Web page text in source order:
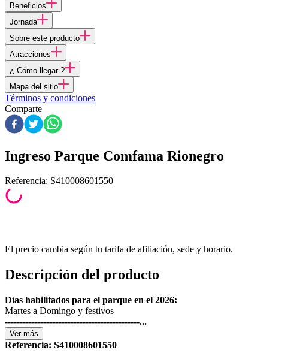
Beneficios
Jornada
Sobre este producto
Atracciones
¿ Cómo llegar ?
Mapa del sitio
Términos y condiciones
Comparte
Ingreso Parque Comfama Rionegro
Referencia: S410008601550
El precio cambia según tu tarifa de afiliación, sede y horario.
Descripción del producto
Días habilitados para el parque en el 2026:
Martes a Domingo y festivos
---------------------------------------------...
Ver más
Referencia: S410008601550